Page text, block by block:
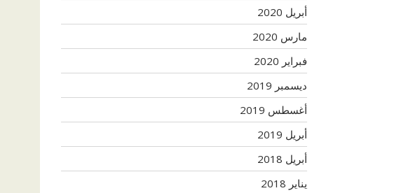
أبريل 2020
مارس 2020
فبراير 2020
ديسمبر 2019
أغسطس 2019
أبريل 2019
أبريل 2018
يناير 2018